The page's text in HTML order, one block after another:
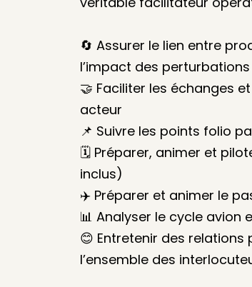
🔄 Assurer le lien entre
l’impact des perturbations
🤝 Faciliter les échanges
acteur
📌 Suivre les points folio
🗓️ Préparer, animer et
inclus)
✈️ Préparer et animer le
📊 Analyser le cycle
😊 Entretenir des
l’ensemble des